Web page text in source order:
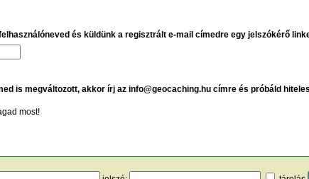
és küldünk a regisztrált e-mail címedre egy jelszókérő
is megváltozott, akkor írj az info@geocaching.hu címre és próbáld
most!